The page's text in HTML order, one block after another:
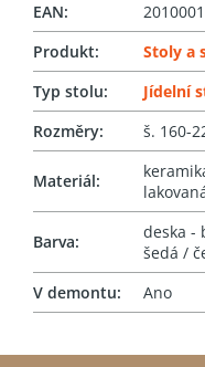
EAN:
Produkt:
Stoly a
Typ stolu:
Jídelní
Rozměry: š. 160-
Materiál:
Barva:
deska -
šedá /
V demontu: Ano